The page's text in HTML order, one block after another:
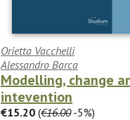
Orietta Vacchelli
Alessandro Barca
Modelling, change
intevention
€15.20 (€16.00-5%)